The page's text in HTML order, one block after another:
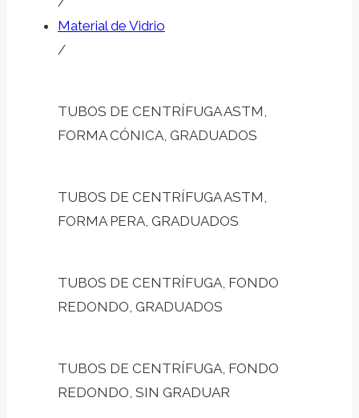
Material de Vidrio
/
TUBOS DE CENTRÍFUGA ASTM,
FORMA CÓNICA, GRADUADOS
TUBOS DE CENTRÍFUGA ASTM,
FORMA PERA, GRADUADOS
TUBOS DE CENTRÍFUGA, FONDO
REDONDO, GRADUADOS
TUBOS DE CENTRÍFUGA, FONDO
REDONDO, SIN GRADUAR